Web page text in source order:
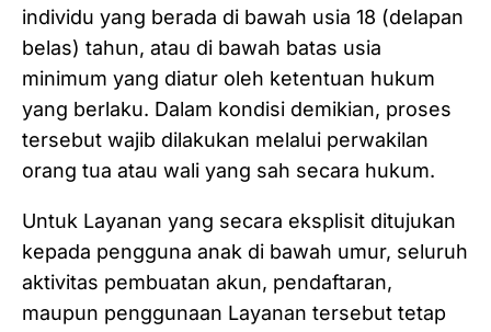
individu yang berada di bawah usia 18 (delapan
belas) tahun, atau di bawah batas usia
minimum yang diatur oleh ketentuan hukum
yang berlaku. Dalam kondisi demikian, proses
tersebut wajib dilakukan melalui perwakilan
orang tua atau wali yang sah secara hukum.
Untuk Layanan yang secara eksplisit ditujukan
kepada pengguna anak di bawah umur, seluruh
aktivitas pembuatan akun, pendaftaran,
maupun penggunaan Layanan tersebut tetap